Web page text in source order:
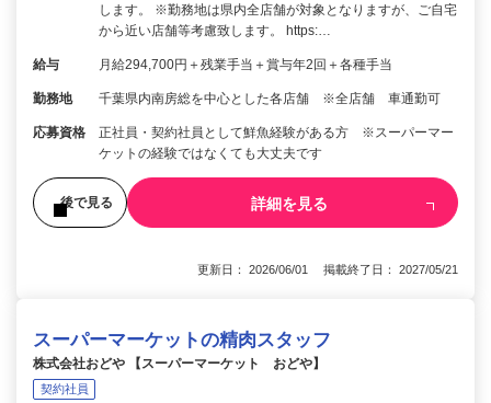
します。 ※勤務地は県内全店舗が対象となりますが、ご自宅
から近い店舗等考慮致します。 https:…
給与 月給294,700円＋残業手当＋賞与年2回＋各種手当
勤務地 千葉県内南房総を中心とした各店舗 ※全店舗 車通勤可
応募資格
正社員・契約社員として鮮魚経験がある方 ※スーパーマー
ケットの経験ではなくても大丈夫です
後で見る 詳細を見る
更新日： 2026/06/01 掲載終了日： 2027/05/21
スーパーマーケットの精肉スタッフ
株式会社おどや 【スーパーマーケット おどや】
契約社員